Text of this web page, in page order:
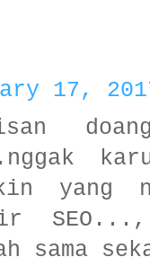
17,
doang
yang
sama